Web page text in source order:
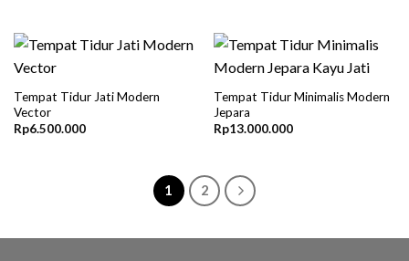
Tempat Tidur Jati Modern
Vector
Rp6.500.000
Tempat Tidur Minimalis Modern
Jepara
Rp13.000.000
1 2